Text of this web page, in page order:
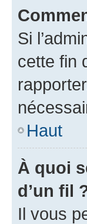
Si
cette fin
Haut
À quoi
d’un fil
Il vous